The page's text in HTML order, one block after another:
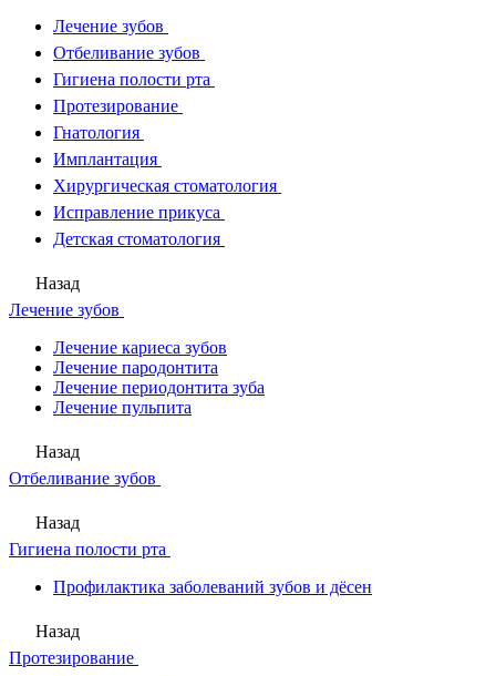
Лечение зубов
Отбеливание зубов
Гигиена полости рта
Протезирование
Гнатология
Имплантация
Хирургическая стоматология
Исправление прикуса
Детская стоматология
Назад
Лечение зубов
Лечение кариеса зубов
Лечение пародонтита
Лечение периодонтита зуба
Лечение пульпита
Назад
Отбеливание зубов
Назад
Гигиена полости рта
Профилактика заболеваний зубов и дёсен
Назад
Протезирование